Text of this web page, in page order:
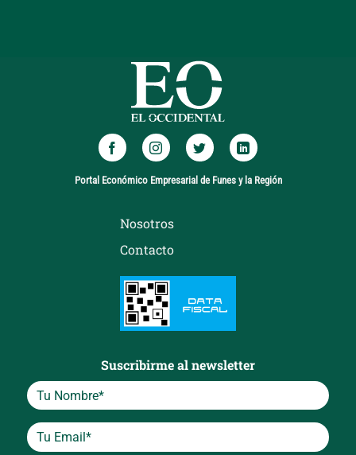
Portal Económico Empresarial de Funes y la Región
Nosotros
Contacto
Suscribirme al newsletter